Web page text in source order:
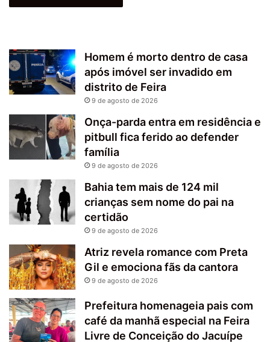
Homem é morto dentro de casa
após imóvel ser invadido em
distrito de Feira
9 de agosto de 2026
Onça-parda entra em residência e
pitbull fica ferido ao defender
família
9 de agosto de 2026
Bahia tem mais de 124 mil
crianças sem nome do pai na
certidão
9 de agosto de 2026
Atriz revela romance com Preta
Gil e emociona fãs da cantora
9 de agosto de 2026
Prefeitura homenageia pais com
café da manhã especial na Feira
Livre de Conceição do Jacuípe